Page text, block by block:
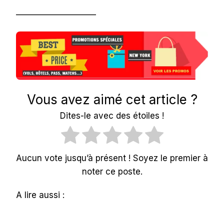
____________________
Vous avez aimé cet article ?
Dites-le avec des étoiles !
Aucun vote jusqu’à présent ! Soyez le premier à
noter ce poste.
A lire aussi :